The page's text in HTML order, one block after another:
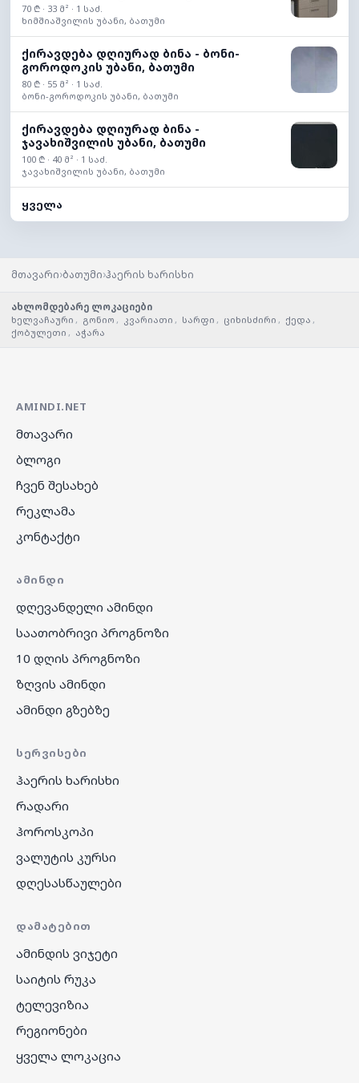
70 ₾ · 33 მ² · 1 საძ.
ხიმშიაშვილის უბანი, ბათუმი
ქირავდება დღიურად ბინა - ბონი-
გოროდოკის უბანი, ბათუმი
80 ₾ · 55 მ² · 1 საძ.
ბონი-გოროდოკის უბანი, ბათუმი
ქირავდება დღიურად ბინა -
ჯავახიშვილის უბანი, ბათუმი
100 ₾ · 40 მ² · 1 საძ.
ჯავახიშვილის უბანი, ბათუმი
ყველა
მთავარი›ბათუმი›ჰაერის ხარისხი
ახლომდებარე ლოკაციები
ხელვაჩაური , გონიო , კვარიათი , სარფი , ციხისძირი , ქედა ,
ქობულეთი , აჭარა
AMINDI.NET
მთავარი
ბლოგი
ჩვენ შესახებ
რეკლამა
კონტაქტი
ᲐᲛᲘᲜᲓᲘ
დღევანდელი ამინდი
საათობრივი პროგნოზი
10 დღის პროგნოზი
ზღვის ამინდი
ამინდი გზებზე
ᲡᲔᲠᲕᲘᲡᲔᲑᲘ
ჰაერის ხარისხი
რადარი
ჰოროსკოპი
ვალუტის კურსი
დღესასწაულები
ᲓᲐᲛᲐᲢᲔᲑᲘᲗ
ამინდის ვიჯეტი
საიტის რუკა
ტელევიზია
რეგიონები
ყველა ლოკაცია